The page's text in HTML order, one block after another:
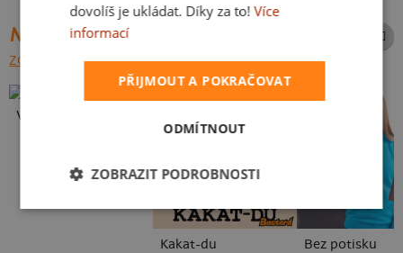
NEJPRODÁVANĚJŠÍ POTISKY
ZOBRAZIT VŠECHNY
Vlastní potisk
Kakat-du Bez potisku
dovolíš je ukládat. Díky za to! Více
informací
PŘIJMOUT A POKRAČOVAT
ODMÍTNOUT
ZOBRAZIT PODROBNOSTI